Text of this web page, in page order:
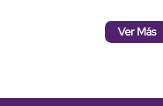
Ver Más